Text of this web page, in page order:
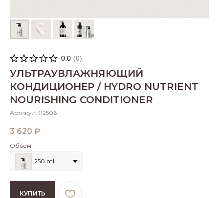
0.0 (0)
УЛЬТРАУВЛАЖНЯЮЩИЙ
КОНДИЦИОНЕР / HYDRO NUTRIENT
NOURISHING CONDITIONER
Артикул: 112506
3 620 ₽
Объём
250 ml
КУПИТЬ